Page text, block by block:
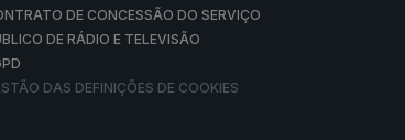
DE CONCESSÃO DO SERVIÇO
DE RÁDIO E TELEVISÃO
DAS DEFINIÇÕES DE COOKIES